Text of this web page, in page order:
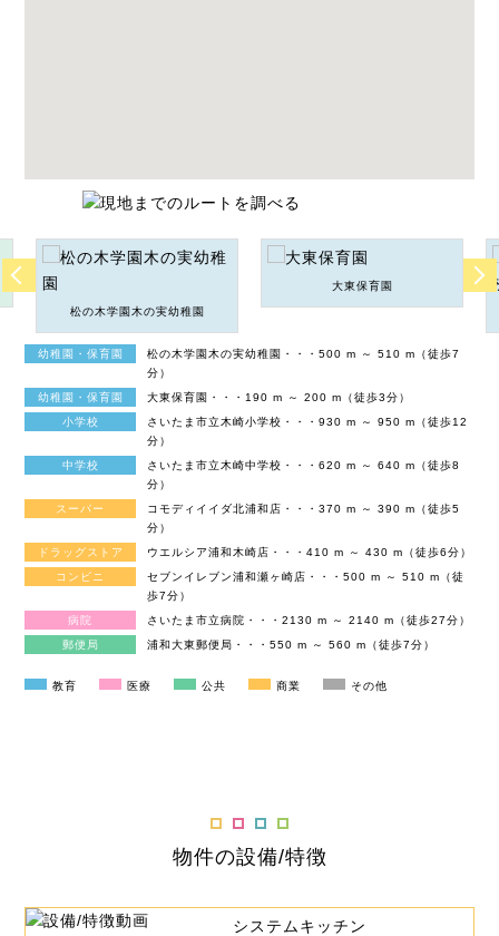
松の木学園木の実幼稚園
大東保育園
幼稚園・保育園
松の木学園木の実幼稚園・・・500 m ～ 510 m（徒歩7
分）
幼稚園・保育園
大東保育園・・・190 m ～ 200 m（徒歩3分）
小学校
さいたま市立木崎小学校・・・930 m ～ 950 m（徒歩12
分）
中学校
さいたま市立木崎中学校・・・620 m ～ 640 m（徒歩8
分）
スーパー
コモディイイダ北浦和店・・・370 m ～ 390 m（徒歩5
分）
ドラッグストア
ウエルシア浦和木崎店・・・410 m ～ 430 m（徒歩6分）
コンビニ
セブンイレブン浦和瀬ヶ崎店・・・500 m ～ 510 m（徒
歩7分）
病院
さいたま市立病院・・・2130 m ～ 2140 m（徒歩27分）
郵便局
浦和大東郵便局・・・550 m ～ 560 m（徒歩7分）
教育 医療 公共 商業 その他
物件の設備/特徴
システムキッチン